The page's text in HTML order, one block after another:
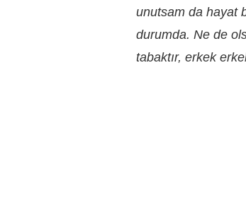
unutsam da hayat
durumda. Ne de
tabaktır, erkek